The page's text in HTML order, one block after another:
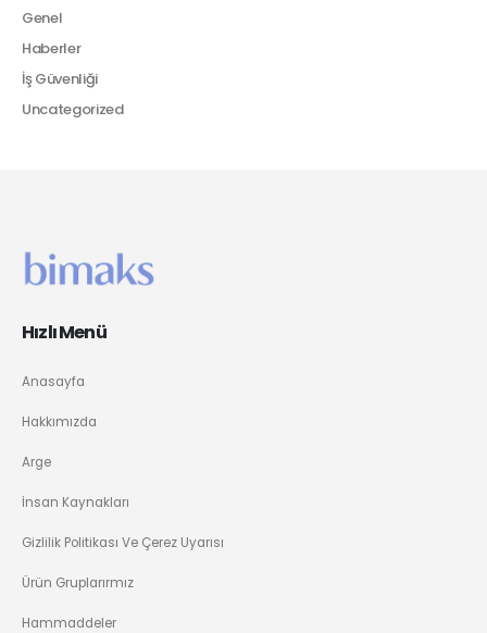
Genel
Haberler
İş Güvenliği
Uncategorized
Hızlı Menü
Anasayfa
Hakkımızda
Arge
İnsan Kaynakları
Gizlilik Politikası Ve Çerez Uyarısı
Ürün Gruplarırmız
Hammaddeler